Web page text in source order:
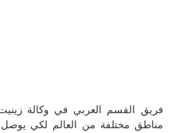
فريق القسم العربي في وكالة
مناطق مختلفة من العالم لكي